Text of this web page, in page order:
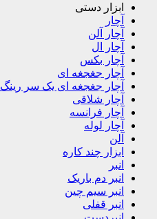
ابزار دستی
آچار
آچار آلن
آچار ال
آچار بکس
آچار جغجغه ای
آچار جغجغه ای یک سر رینگ
آچار شلاقی
آچار فرانسه
آچار لوله
آلن
ابزار چند کاره
انبر
انبر دم باریک
انبر سیم چین
انبر قفلی